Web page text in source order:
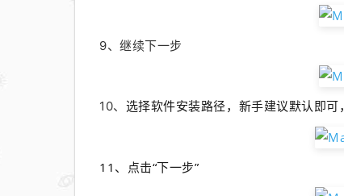
9、继续下一步
10、 选择软件安装路径，新手建议默认即可
11、 点击“下一步”